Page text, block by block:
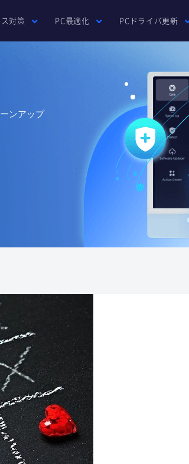
対策 PC最適化 PCドライバ更新
ンアップ